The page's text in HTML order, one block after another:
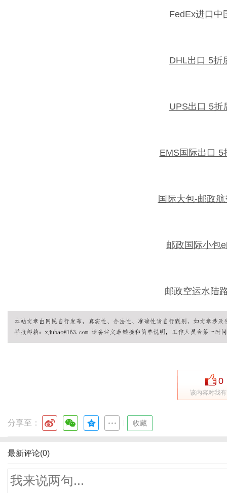
FedEx进口中
DHL出口 5折
UPS出口 5折
EMS国际出口 5
国际大包-邮政
邮政国际小包
邮政空运水陆
0
该内容对我
分享至： 收藏
最新评论(0)